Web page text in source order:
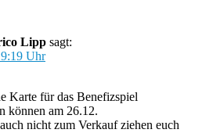
Lipp sagt:
Uhr
Karte für das Benefizspiel
können am 26.12.
nicht zum Verkauf ziehen euch